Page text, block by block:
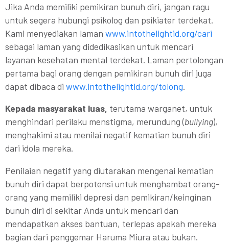
Jika Anda memiliki pemikiran bunuh diri, jangan ragu
untuk segera hubungi psikolog dan psikiater terdekat.
Kami menyediakan laman www.intothelightid.org/cari
sebagai laman yang didedikasikan untuk mencari
layanan kesehatan mental terdekat. Laman pertolongan
pertama bagi orang dengan pemikiran bunuh diri juga
dapat dibaca di www.intothelightid.org/tolong.
Kepada masyarakat luas, terutama warganet, untuk
menghindari perilaku menstigma, merundung (bullying),
menghakimi atau menilai negatif kematian bunuh diri
dari idola mereka.
Penilaian negatif yang diutarakan mengenai kematian
bunuh diri dapat berpotensi untuk menghambat orang-
orang yang memiliki depresi dan pemikiran/keinginan
bunuh diri di sekitar Anda untuk mencari dan
mendapatkan akses bantuan, terlepas apakah mereka
bagian dari penggemar Haruma Miura atau bukan.